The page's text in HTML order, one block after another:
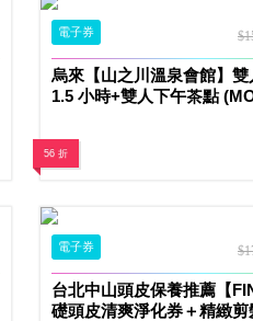
電子券
烏來【山之川溫泉會館】雙
1.5 小時+雙人下午茶點
56 折
電子券
台北中山頭皮保養推薦【
礎頭皮清爽淨化券＋精緻剪